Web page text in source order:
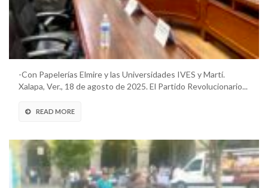
-Con Papelerías Elmire y las Universidades IVES y Martí.
Xalapa, Ver., 18 de agosto de 2025. El Partido Revolucionario...
READ MORE